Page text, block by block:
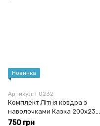
Новинка
Артикул: F0232
Комплект Літня ковдра з
наволочками Казка 200x230
см сірий
750 грн